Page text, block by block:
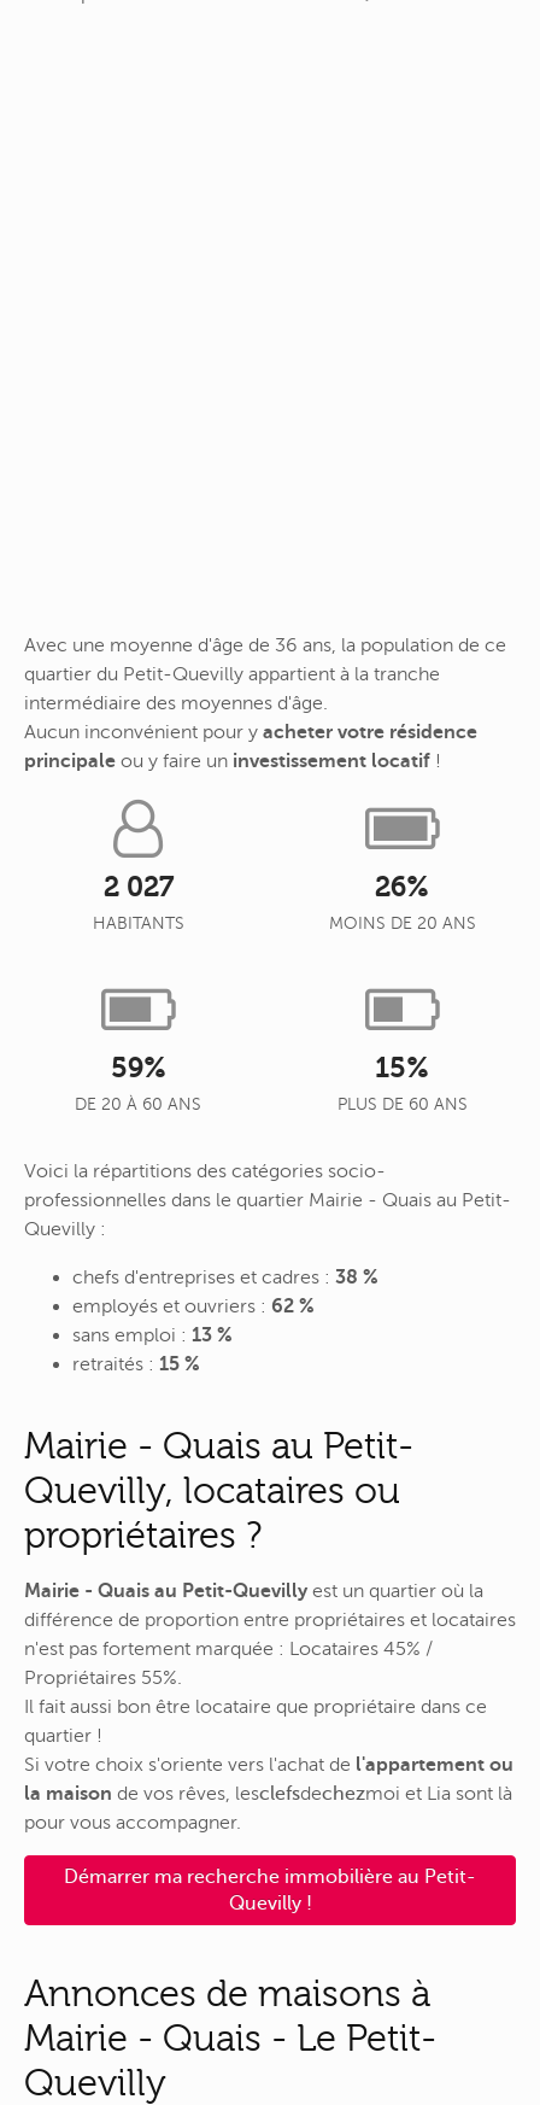
Avec une moyenne d'âge de 36 ans, la population de ce
quartier du Petit-Quevilly appartient à la tranche
intermédiaire des moyennes d'âge.
Aucun inconvénient pour y acheter votre résidence
principale ou y faire un investissement locatif !
2 027
HABITANTS
26%
MOINS DE 20 ANS
59%
DE 20 À 60 ANS
15%
PLUS DE 60 ANS
Voici la répartitions des catégories socio-
professionnelles dans le quartier Mairie - Quais au Petit-
Quevilly :
chefs d'entreprises et cadres : 38 %
employés et ouvriers : 62 %
sans emploi : 13 %
retraités : 15 %
Mairie - Quais au Petit-
Quevilly, locataires ou
propriétaires ?
Mairie - Quais au Petit-Quevilly est un quartier où la
différence de proportion entre propriétaires et locataires
n'est pas fortement marquée : Locataires 45% /
Propriétaires 55%.
Il fait aussi bon être locataire que propriétaire dans ce
quartier !
Si votre choix s'oriente vers l'achat de l'appartement ou
la maison de vos rêves, lesclefsdechezmoi et Lia sont là
pour vous accompagner.
Démarrer ma recherche immobilière au Petit-
Quevilly !
Annonces de maisons à
Mairie - Quais - Le Petit-
Quevilly